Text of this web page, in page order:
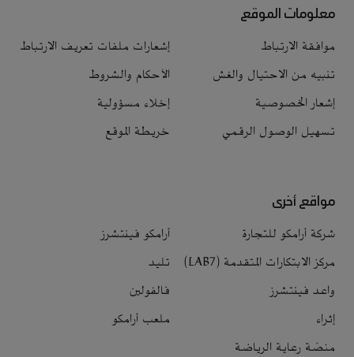
معلومات الموقع
موافقة الارتباط
إشعارات ملفات تعريف الارتباط
تنبيه من الاحتيال والغش
الأحكام والشروط
إشعار الخصوصية
إخلاء مسؤولية
تسهيل الوصول الرقمي
خريطة الموقع
مواقع أخرى
شركة أرامكو للتجارة
أرامكو فينتشرز
مركز الابتكارات المتقدمة (LAB7)
تليد
واعد فينتشرز
فالفولين
إثراء
ملعب أرامكو
منصّة رعاية الرياضة